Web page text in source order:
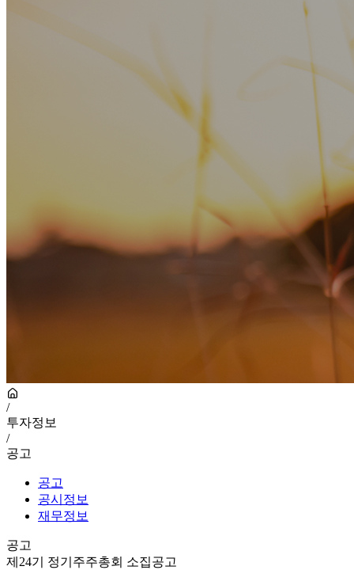
/
투자정보
/
공고
공고
공시정보
재무정보
공고
제24기 정기주주총회 소집공고